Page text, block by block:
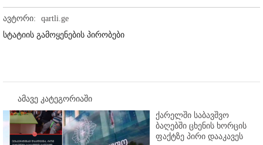
ავტორი:
qartli.ge
სტატიის გამოყენების პირობები
ამავე კატეგორიაში
ქარელში საბავშვო
ბაღებში ცხენის ხორცის
ფაქტზე პირი დააკავეს